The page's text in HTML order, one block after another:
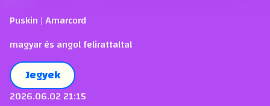
Puskin | Amarcord
magyar és angol felirattaltal
Jegyek
2026.06.02 21:15